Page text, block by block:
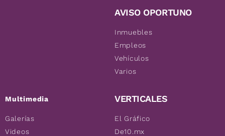
Multimedia
Galerías
Videos
AVISO OPORTUNO
Inmuebles
Empleos
Vehículos
Varios
VERTICALES
El Gráfico
De10.mx